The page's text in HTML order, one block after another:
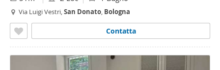
Via Luigi Vestri,San Donato, Bologna
Contatta